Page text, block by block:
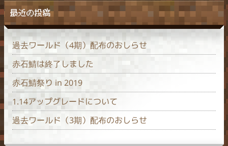
最近の投稿
過去ワールド（4期）配布のおしらせ
赤石鯖は終了しました
赤石鯖祭り in 2019
1.14アップグレードについて
過去ワールド（3期）配布のおしらせ